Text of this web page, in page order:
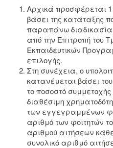
Αρχικά προσφέρεται
βάσει της κατάταξης
παραπάνω
από την Επιτροπή του
Εκπαιδευτικών
επιλογής.
Στη συνέχεια, ο
κατανέμεται βάσει
το ποσοστό
διαθέσιμη
των εγγεγραμμένων
αριθμό των φοιτητών
αριθμού αιτήσεων
συνολικό αριθμό